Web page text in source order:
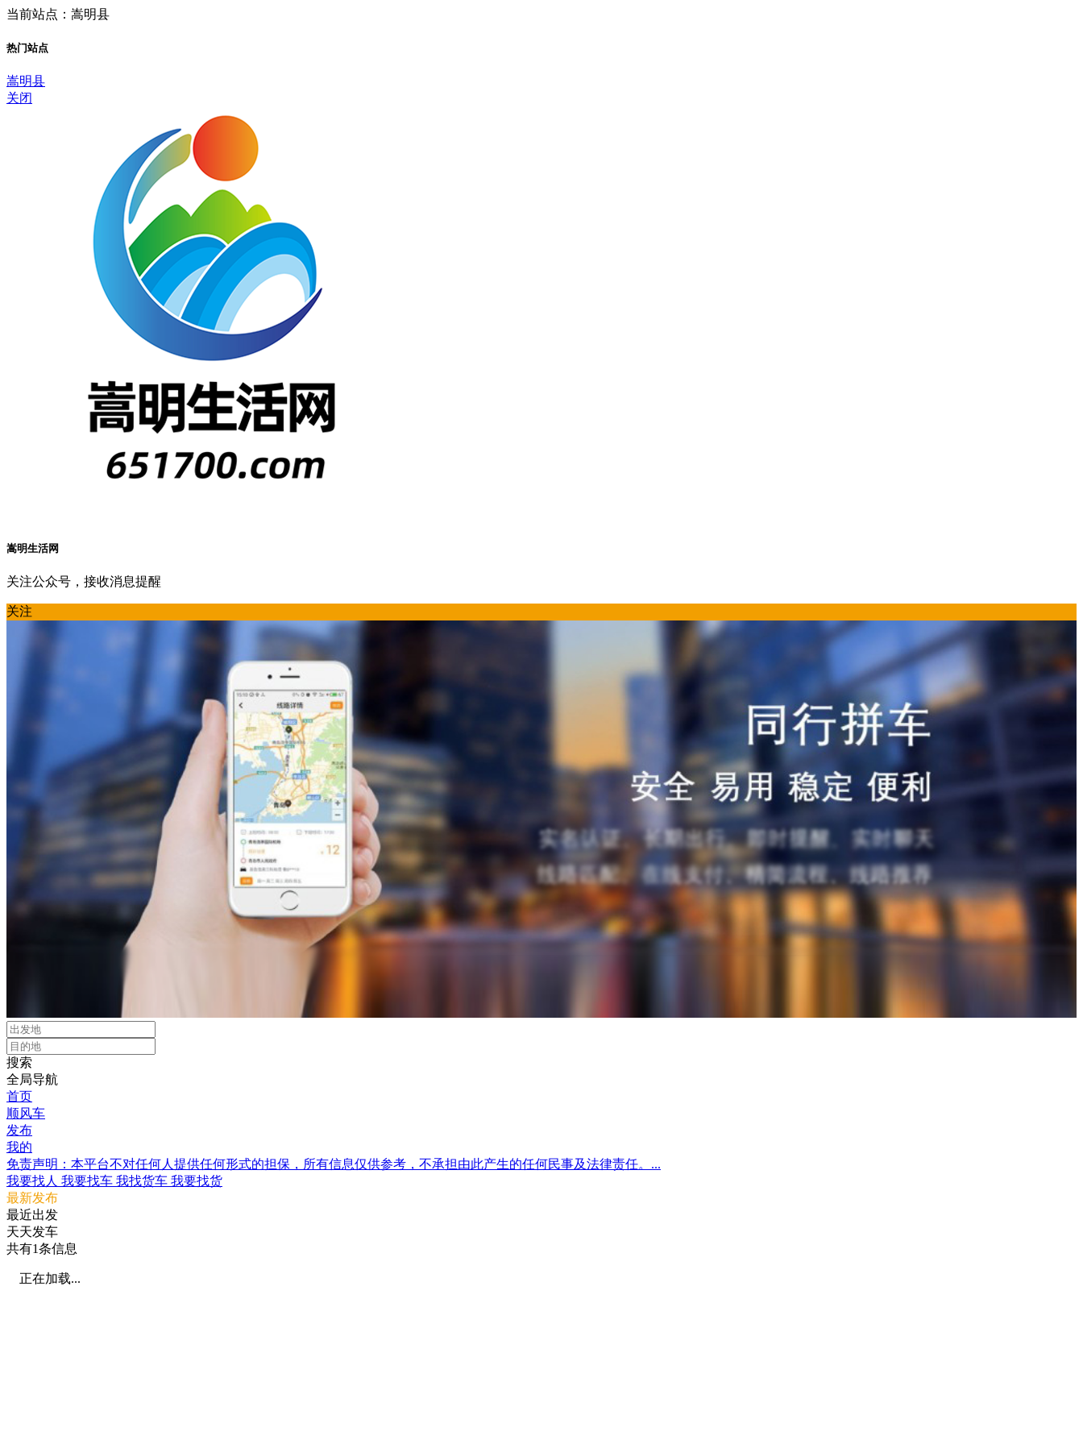
当前站点：嵩明县
热门站点
嵩明县
关闭
嵩明生活网
关注公众号，接收消息提醒
关注
搜索
全局导航
首页
顺风车
发布
我的
免责声明：本平台不对任何人提供任何形式的担保，所有信息仅供参考，不承担由此产生的任何民事及法律责任。...
我要找人 我要找车 我找货车 我要找货
最新发布
最近出发
天天发车
共有1条信息
正在加载...